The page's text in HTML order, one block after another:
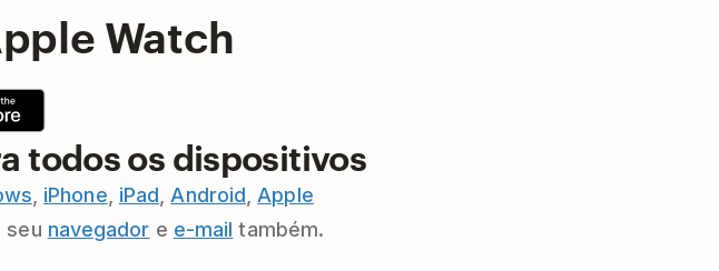
Watch
todos os dispositivos
, iPhone, iPad,Android,Apple
seu navegador e e-mail também.